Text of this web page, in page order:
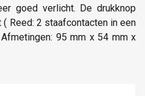
goed verlicht. De drukknop
Reed: 2 staafcontacten in een
95 mm x 54 mm x